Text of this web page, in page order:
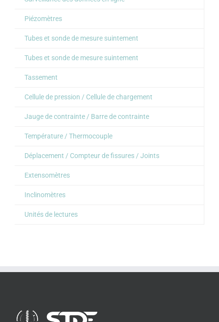
Piézomètres
Tubes et sonde de mesure suintement
Tubes et sonde de mesure suintement
Tassement
Cellule de pression / Cellule de chargement
Jauge de contrainte / Barre de contrainte
Température / Thermocouple
Déplacement / Compteur de fissures / Joints
Extensomètres
Inclinomètres
Unités de lectures